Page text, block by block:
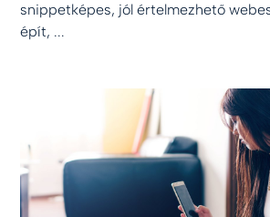
snippetképes, jól értelmezhető
épít, ...